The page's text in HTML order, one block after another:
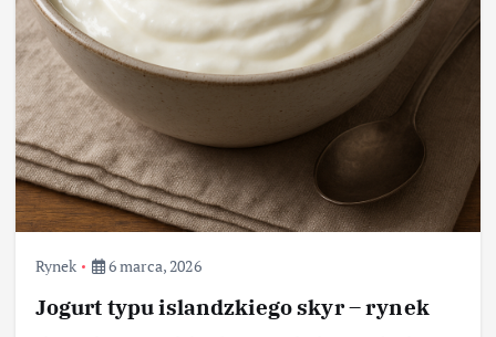
Rynek 6 marca, 2026
Jogurt typu islandzkiego skyr – rynek